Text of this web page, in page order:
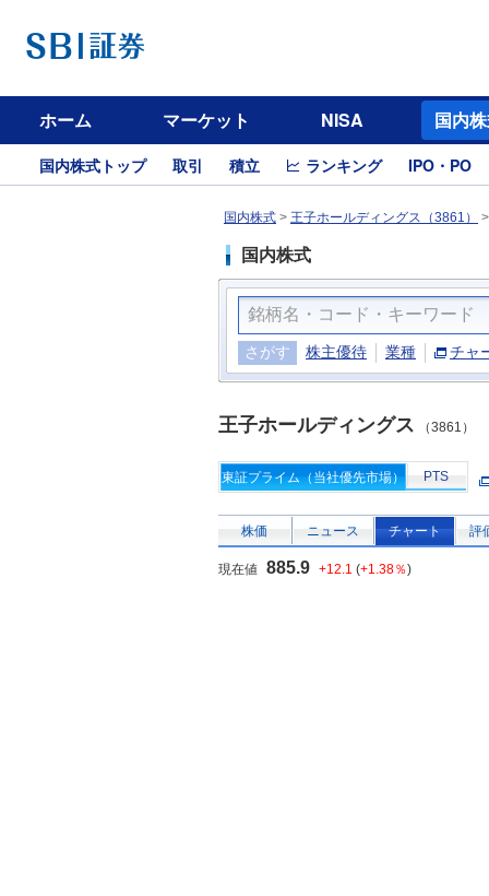
ホーム マーケット NISA 国内
国内株式トップ 取引 積立 ランキング IPO・PO
国内株式 > 王子ホールディングス（3861）
国内株式
さがす 株主優待 業種 チャ
王子ホールディングス （3861）
東証プライム（当社優先市場） PTS
株価 ニュース チャート 評
現在値 885.9 +12.1 (+1.38％)